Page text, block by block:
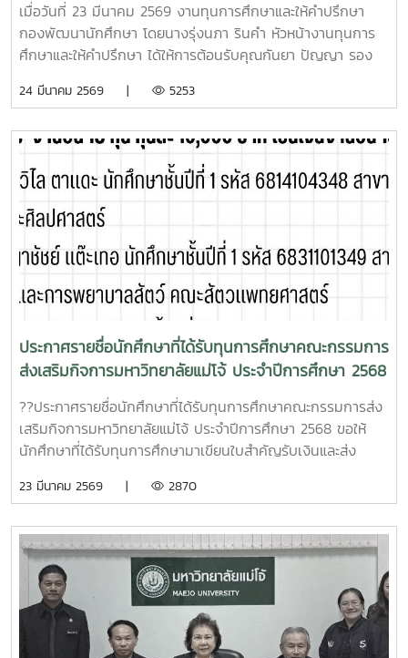
แบรนดท์ กรุงเทพมหานคร
เมื่อวันที่ 23 มีนาคม 2569 งานทุนการศึกษาและให้คำปรึกษา
กองพัฒนานักศึกษา โดยนางรุ่งนภา รินคำ หัวหน้างานทุนการ
ศึกษาและให้คำปรึกษา ได้ให้การต้อนรับคุณกันยา ปัญญา รอง
ตรวจเยี่ยมนักเรียนในพระราชานุเคราะห์ สมเด็จพระกนิษฐาธิราช
ประจำปีการศึกษา 2568 ที่กำลังศึกษาในมหาวิทยาลัยแม่โจ้
จำนวน 16 ราย โดยมีวัตถุประสงค์เพื่อตรวจเยี่ยมดูแลให้คำแนะนำ
ปรึกษา ให้กำลังใจ และเพื่อตรวจสอบในเรื่องของการเรียน ความ
ประพฤติและการใช้จ่ายเงินทุนพระราชทาน พร้อมทั้งให้แนวคิด
และแนวทางให้นักเรียนขยันหมั่นเพียร และมีความตั้งใจที่จะศึกษา
ต่อไปในระดับที่สูงขึ้นตามความสามารถของแต่ละคนในแต่ละสาย
วิชา ทั้งนี้ยังได้มีการมอบทุนการศึกษาจำนวน 2,000 บาท แก่
นักเรียนในพระราชานุเคราะห์ฯ ณ ห้องประชุมองค์การนักศึกษา
ชั้น 2 อาคารอำนวย ยศสุข
24 มีนาคม 2569 | 5253
ประกาศรายชื่อนักศึกษาที่ได้รับทุนการศึกษาคณะกรรมการ
ส่งเสริมกิจการมหาวิทยาลัยแม่โจ้ ประจำปีการศึกษา 2568
??ประกาศรายชื่อนักศึกษาที่ได้รับทุนการศึกษาคณะกรรมการส่ง
เสริมกิจการมหาวิทยาลัยแม่โจ้ ประจำปีการศึกษา 2568 ขอให้
นักศึกษาที่ได้รับทุนการศึกษามาเขียนใบสำคัญรับเงินและส่ง
นักศึกษา ชั้น 2 อาคารอำนวย ยศสุข ตั้งแต่วันที่ 23 มีนาคม -
เข้าร่วมกลุ่มไลน์นักศึกษาทุนการศึกษาคณะกรรมการส่งเสริม
กิจการมหาวิทยาลัยด้วยการ Scan QR Code ด้านล่างนี้เอกสาร
ที่ต้องมาส่งสำเนาบัตรประชาชน 2 ฉบับสำเนาหน้าบัญชีธนาคาร
จำนวน 2 ฉบับ
23 มีนาคม 2569 | 2870